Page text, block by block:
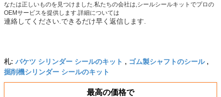
なたは正しいものを見つけました.私たちの会社は,シールシールキットでプロの
OEMサービスを提供します.詳細については
連絡してください.できるだけ早く返信します.
札: バケツ シリンダー シールのキット , ゴム製シャフトのシール,
掘削機シリンダー シールのキット
最高の価格で